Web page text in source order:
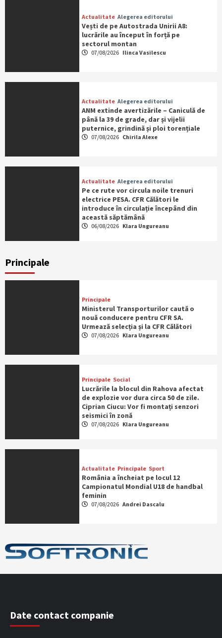
Actualitate Alegerea editorului
Vești de pe Autostrada Unirii A8:
lucrările au început în forță pe
sectorul montan
07/08/2026 Ilinca Vasilescu
Actualitate Alegerea editorului
ANM extinde avertizările – Caniculă de
până la 39 de grade, dar și vijelii
puternice, grindină și ploi torențiale
07/08/2026 Chirila Alexe
Actualitate Alegerea editorului
Pe ce rute vor circula noile trenuri
electrice PESA. CFR Călători le
introduce în circulație începând din
această săptămână
06/08/2026 Klara Ungureanu
Principale
Principale
Ministerul Transporturilor caută o
nouă conducere pentru CFR SA.
Urmează selecția și la CFR Călători
07/08/2026 Klara Ungureanu
Principale Social
Lucrările la blocul din Rahova afectat
de explozie vor dura circa 50 de zile.
Ciprian Ciucu: Vor fi montați senzori
seismici în zonă
07/08/2026 Klara Ungureanu
Actualitate Principale Sport
România a încheiat pe locul 12
Campionatul Mondial U18 de handbal
feminin
07/08/2026 Andrei Dascalu
Date contact companie